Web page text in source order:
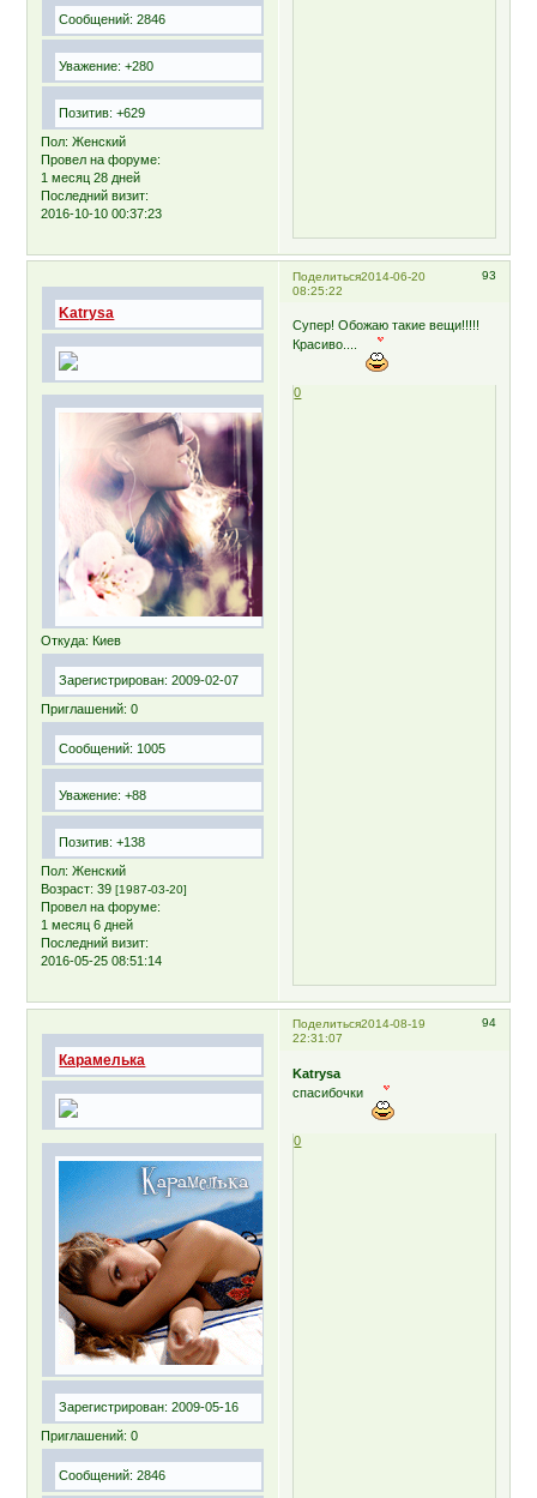
Сообщений: 2846
Уважение: +280
Позитив: +629
Пол: Женский
Провел на форуме:
1 месяц 28 дней
Последний визит:
2016-10-10 00:37:23
Поделиться 93
2014-06-20
08:25:22
Katrysa
Откуда: Киев
Зарегистрирован: 2009-02-07
Приглашений: 0
Сообщений: 1005
Уважение: +88
Позитив: +138
Пол: Женский
Возраст: 39[1987-03-20]
Провел на форуме:
1 месяц 6 дней
Последний визит:
2016-05-25 08:51:14
Супер! Обожаю такие вещи!!!!!
Красиво....
0
Поделиться 94
2014-08-19
22:31:07
Карамелька
Зарегистрирован: 2009-05-16
Приглашений: 0
Сообщений: 2846
Katrysa
спасибочки
0